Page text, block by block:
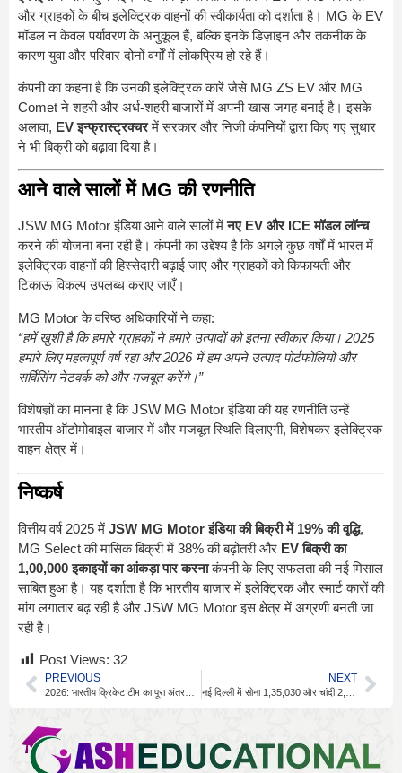
और ग्राहकों के बीच इलेक्ट्रिक वाहनों की स्वीकार्यता को दर्शाता है। MG के EV
मॉडल न केवल पर्यावरण के अनुकूल हैं, बल्कि इनके डिज़ाइन और तकनीक के
कारण युवा और परिवार दोनों वर्गों में लोकप्रिय हो रहे हैं।
कंपनी का कहना है कि उनकी इलेक्ट्रिक कारें जैसे MG ZS EV और MG
Comet ने शहरी और अर्ध-शहरी बाजारों में अपनी खास जगह बनाई है। इसके
अलावा, EV इन्फ्रास्ट्रक्चरमें सरकार और निजी कंपनियों द्वारा किए गए सुधार
ने भी बिक्री को बढ़ावा दिया है।
आने वाले सालों में MG की रणनीति
JSW MG Motor इंडिया आने वाले सालों मेंनए EV और ICE मॉडल लॉन्च
करने की योजना बना रही है। कंपनी का उद्देश्य है कि अगले कुछ वर्षों में भारत में
इलेक्ट्रिक वाहनों की हिस्सेदारी बढ़ाई जाए और ग्राहकों को किफायती और
टिकाऊ विकल्प उपलब्ध कराए जाएँ।
MG Motor के वरिष्ठ अधिकारियों ने कहा:
“हमें खुशी है कि हमारे ग्राहकों ने हमारे उत्पादों को इतना स्वीकार किया। 2025
हमारे लिए महत्वपूर्ण वर्ष रहा और 2026 में हम अपने उत्पाद पोर्टफोलियो और
सर्विसिंग नेटवर्क को और मजबूत करेंगे।”
विशेषज्ञों का मानना है कि JSW MG Motor इंडिया की यह रणनीति उन्हें
भारतीय ऑटोमोबाइल बाजार में और मजबूत स्थिति दिलाएगी, विशेषकर इलेक्ट्रिक
वाहन क्षेत्र में।
निष्कर्ष
वित्तीय वर्ष 2025 में JSW MG Motor इंडिया की बिक्री में 19% की वृद्धि,
MG Select की मासिक बिक्री में 38% की बढ़ोतरी और EV बिक्री का
1,00,000 इकाइयों का आंकड़ा पार करनाकंपनी के लिए सफलता की नई मिसाल
साबित हुआ है। यह दर्शाता है कि भारतीय बाजार में इलेक्ट्रिक और स्मार्ट कारों की
मांग लगातार बढ़ रही है और JSW MG Motor इस क्षेत्र में अग्रणी बनती जा
रही है।
Post Views: 32
PREVIOUS NEXT